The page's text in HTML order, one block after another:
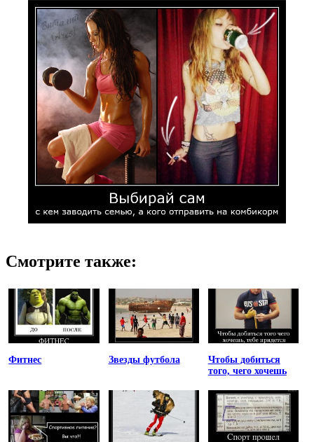
Смотрите также:
Фитнес Звезды футбола
Чтобы добиться
того, чего хочешь